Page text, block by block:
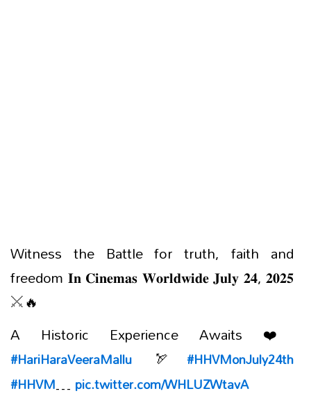
Witness the Battle for truth, faith and
freedom 𝐈𝐧 𝐂𝐢𝐧𝐞𝐦𝐚𝐬 𝐖𝐨𝐫𝐥𝐝𝐰𝐢𝐝𝐞 𝐉𝐮𝐥𝐲 𝟐𝟒, 𝟐𝟎𝟐𝟓
⚔️🔥
A Historic Experience Awaits ❤️
#HariHaraVeeraMallu 🏹 #HHVMonJuly24th
#HHVM… pic.twitter.com/WHLUZWtavA